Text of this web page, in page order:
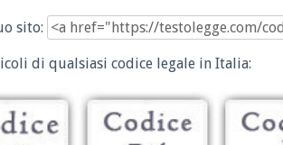
sito:
di qualsiasi codice legale in Italia: